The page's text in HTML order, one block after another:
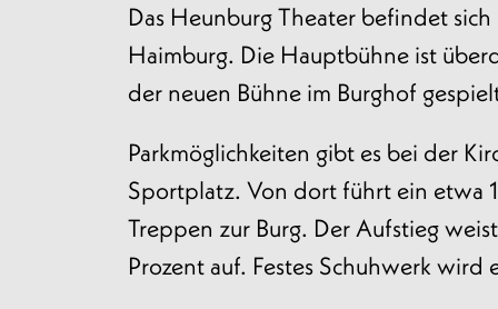
Das Heunburg Theater befindet
Haimburg. Die Hauptbühne ist
der neuen Bühne im Burghof
Parkmöglichkeiten gibt es bei der
Sportplatz. Von dort führt ein etwa
Treppen zur Burg. Der Aufstieg
Prozent auf. Festes Schuhwerk wird